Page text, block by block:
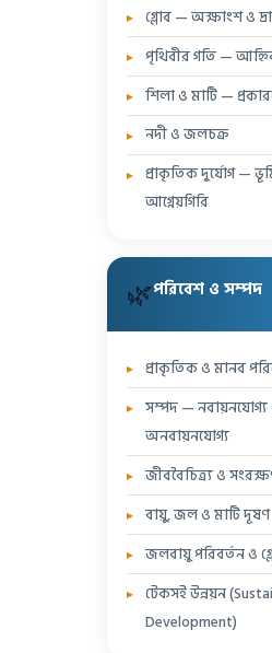
গ্লোব — অক্ষাংশ ও
পৃথিবীর গতি —
শিলা ও মাটি —
নদী ও জলচক্র
প্রাকৃতিক দুর্যোগ —
আগ্নেয়গিরি
🌿পরিবেশ ও সম্পদ
প্রাকৃতিক ও মানব
সম্পদ — নবায়নযোগ্য
অনবায়নযোগ্য
জীববৈচিত্র্য ও
বায়ু, জল ও মাটি দূষণ
জলবায়ু পরিবর্তন ও
টেকসই উন্নয়ন
Development)